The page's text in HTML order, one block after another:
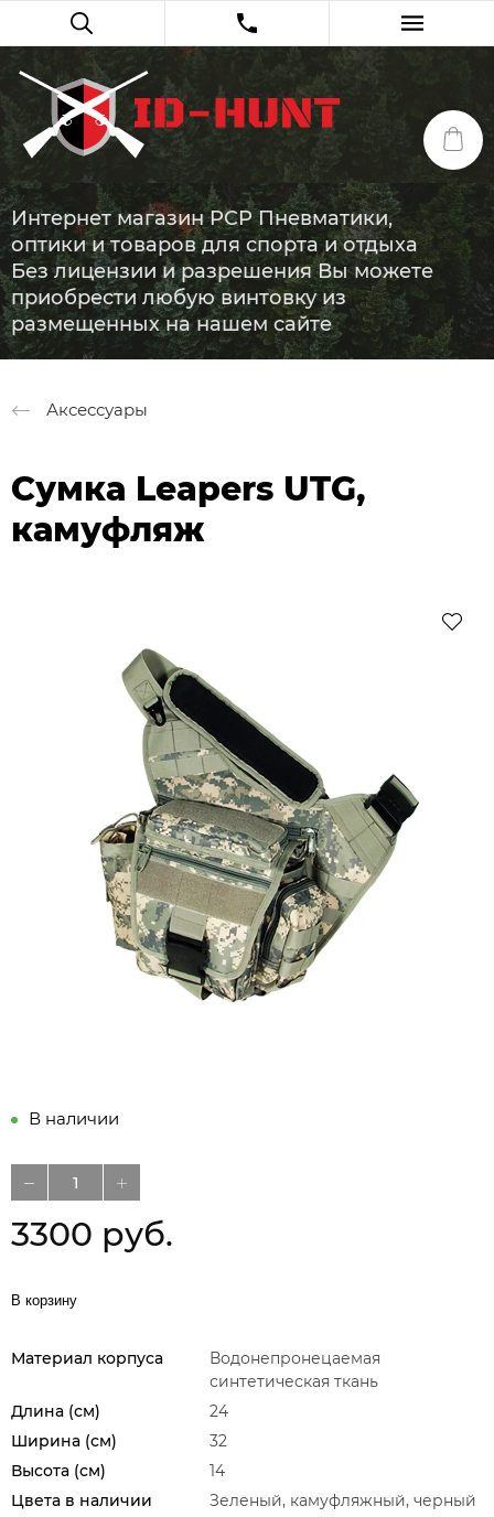
Интернет магазин PCP Пневматики,
оптики и товаров для спорта и отдыха
Без лицензии и разрешения Вы можете
приобрести любую винтовку из
размещенных на нашем сайте
Аксессуары
Сумка Leapers UTG,
камуфляж
В наличии
3300 руб.
В корзину
Материал корпуса
Водонепронецаемая
синтетическая ткань
Длина (см)
24
Ширина (см)
32
Высота (см)
14
Цвета в наличии
Зеленый, камуфляжный, черный